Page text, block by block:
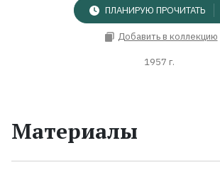
ПЛАНИРУЮ ПРОЧИТАТЬ
Добавить в коллекцию
1957 г.
Материалы